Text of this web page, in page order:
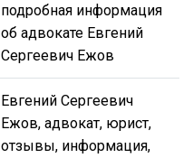
подробная информация
об адвокате Евгений
Сергеевич Ежов
Евгений Сергеевич
Ежов, адвокат, юрист,
отзывы, информация,